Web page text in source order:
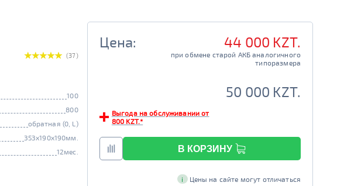
(37)
100
800
обратная (0, L)
353x190x190мм.
12мес.
Цена: 44 000 KZT.
при обмене старой АКБ аналогичного
                                         типоразмера
50 000 KZT.
Выгода на обслуживании от
800 KZT.*
В КОРЗИНУ
i
Цены на сайте могут отличаться